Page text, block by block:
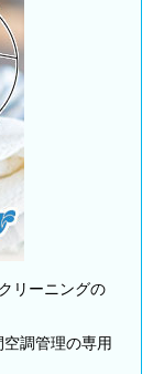
リーニングの
調管理の専用